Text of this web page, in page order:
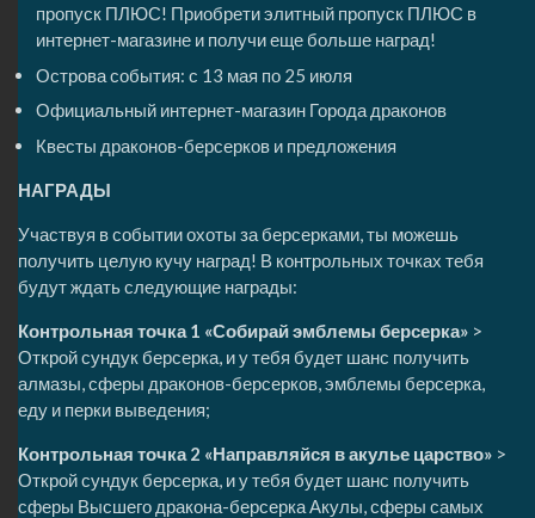
пропуск ПЛЮС! Приобрети элитный пропуск ПЛЮС в
интернет-магазине и получи еще больше наград!
Острова события: с 13 мая по 25 июля
Официальный интернет-магазин Города драконов
Квесты драконов-берсерков и предложения
НАГРАДЫ
Участвуя в событии охоты за берсерками, ты можешь
получить целую кучу наград! В контрольных точках тебя
будут ждать следующие награды:
Контрольная точка 1 «Собирай эмблемы берсерка» >
Открой сундук берсерка, и у тебя будет шанс получить
алмазы, сферы драконов-берсерков, эмблемы берсерка,
еду и перки выведения;
Контрольная точка 2 «Направляйся в акулье царство» >
Открой сундук берсерка, и у тебя будет шанс получить
сферы Высшего дракона-берсерка Акулы, сферы самых